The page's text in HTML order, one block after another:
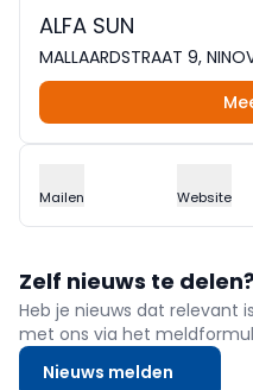
ALFA SUN
MALLAARDSTRAAT 9,
Mailen Website
Zelf nieuws te delen?
Heb je nieuws dat relevant
met ons via het
Nieuws melden